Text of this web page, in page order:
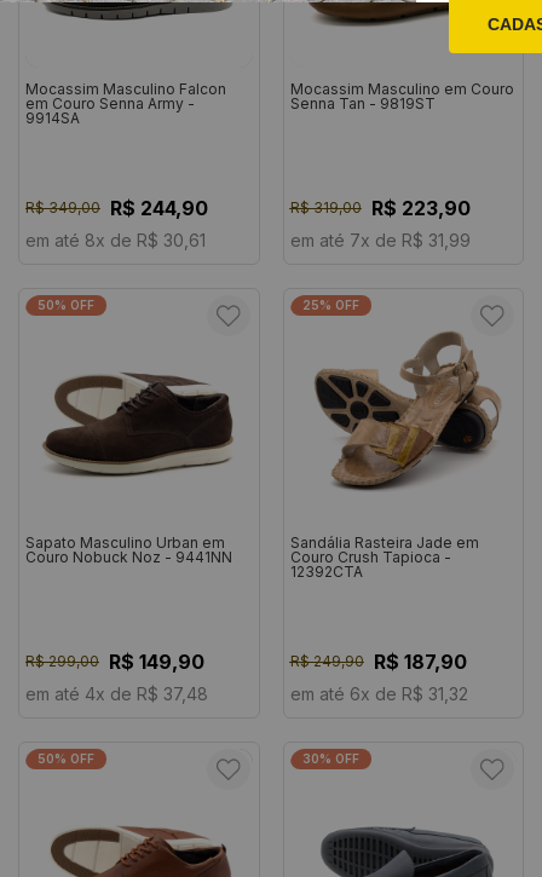
Mocassim Masculino Falcon
em Couro Senna Army -
9914SA
R$ 349,00 R$ 244,90
em até 8x de R$ 30,61
Mocassim Masculino em Couro
Senna Tan - 9819ST
R$ 319,00 R$ 223,90
em até 7x de R$ 31,99
50% OFF
Sapato Masculino Urban em
Couro Nobuck Noz - 9441NN
R$ 299,00 R$ 149,90
em até 4x de R$ 37,48
25% OFF
Sandália Rasteira Jade em
Couro Crush Tapioca -
12392CTA
R$ 249,90 R$ 187,90
em até 6x de R$ 31,32
50% OFF 30% OFF